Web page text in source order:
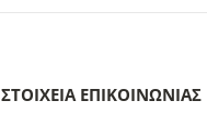
ΣΤΟΙΧΕΊΑ ΕΠΙΚΟΙΝΩΝΊΑΣ